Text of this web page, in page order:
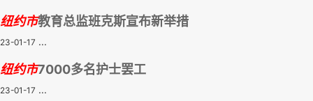
纽约市教育总监班克斯宣布新举措
23-01-17 ...
纽约市7000多名护士罢工
23-01-17 ...